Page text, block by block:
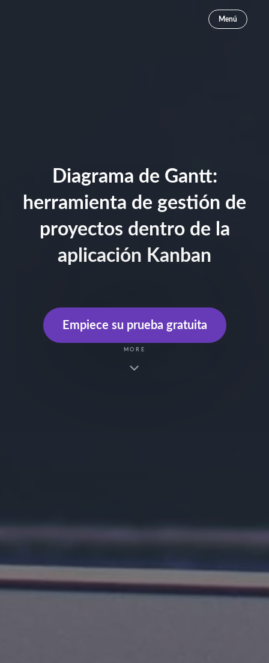
Menú
Diagrama de Gantt:
herramienta de gestión de
proyectos dentro de la
aplicación Kanban
Empiece su prueba gratuita